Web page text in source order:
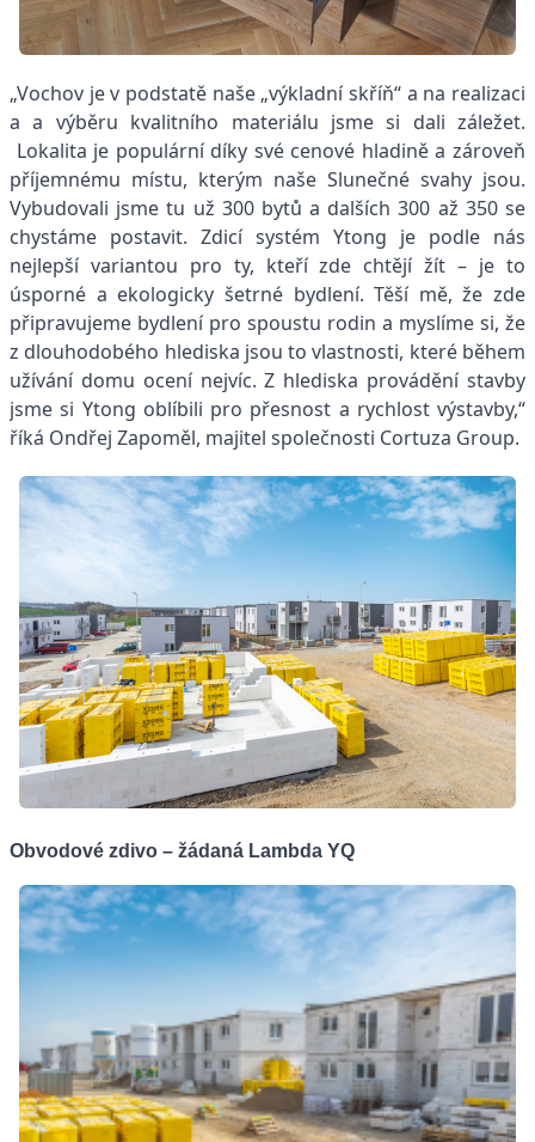
„Vochov je v podstatě naše „výkladní skříň“ a na realizaci
a a výběru kvalitního materiálu jsme si dali záležet.
Lokalita je populární díky své cenové hladině a zároveň
příjemnému místu, kterým naše Slunečné svahy jsou.
Vybudovali jsme tu už 300 bytů a dalších 300 až 350 se
chystáme postavit. Zdicí systém Ytong je podle nás
nejlepší variantou pro ty, kteří zde chtějí žít – je to
úsporné a ekologicky šetrné bydlení. Těší mě, že zde
připravujeme bydlení pro spoustu rodin a myslíme si, že
z dlouhodobého hlediska jsou to vlastnosti, které během
užívání domu ocení nejvíc. Z hlediska provádění stavby
jsme si Ytong oblíbili pro přesnost a rychlost výstavby,“
říká Ondřej Zapoměl, majitel společnosti Cortuza Group.
Obvodové zdivo – žádaná Lambda YQ